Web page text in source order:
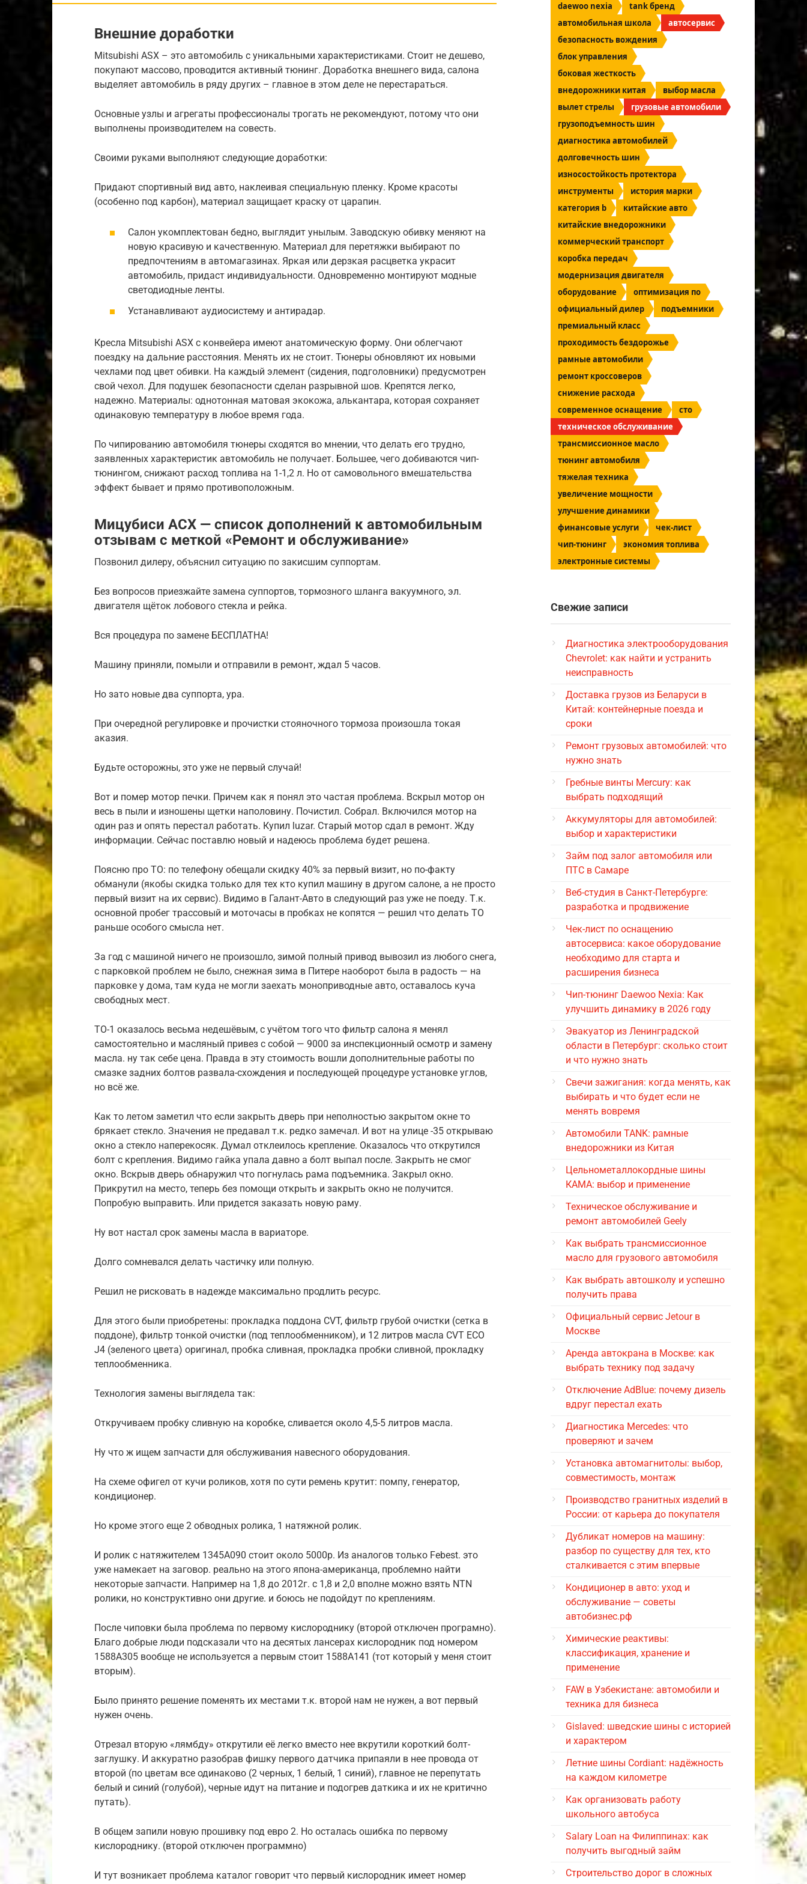
Внешние доработки
Mitsubishi ASX – это автомобиль с уникальными характеристиками. Стоит не дешево,
покупают массово, проводится активный тюнинг. Доработка внешнего вида, салона
выделяет автомобиль в ряду других – главное в этом деле не перестараться.
Основные узлы и агрегаты профессионалы трогать не рекомендуют, потому что они
выполнены производителем на совесть.
Своими руками выполняют следующие доработки:
Придают спортивный вид авто, наклеивая специальную пленку. Кроме красоты
(особенно под карбон), материал защищает краску от царапин.
Салон укомплектован бедно, выглядит унылым. Заводскую обивку меняют на
новую красивую и качественную. Материал для перетяжки выбирают по
предпочтениям в автомагазинах. Яркая или дерзкая расцветка украсит
автомобиль, придаст индивидуальности. Одновременно монтируют модные
светодиодные ленты.
Устанавливают аудиосистему и антирадар.
Кресла Mitsubishi ASX с конвейера имеют анатомическую форму. Они облегчают
поездку на дальние расстояния. Менять их не стоит. Тюнеры обновляют их новыми
чехлами под цвет обивки. На каждый элемент (сидения, подголовники) предусмотрен
свой чехол. Для подушек безопасности сделан разрывной шов. Крепятся легко,
надежно. Материалы: однотонная матовая экокожа, алькантара, которая сохраняет
одинаковую температуру в любое время года.
По чипированию автомобиля тюнеры сходятся во мнении, что делать его трудно,
заявленных характеристик автомобиль не получает. Большее, чего добиваются чип-
тюнингом, снижают расход топлива на 1-1,2 л. Но от самовольного вмешательства
эффект бывает и прямо противоположным.
Мицубиси АСХ — список дополнений к автомобильным
отзывам с меткой «Ремонт и обслуживание»
Позвонил дилеру, объяснил ситуацию по закисшим суппортам.
Без вопросов приезжайте замена суппортов, тормозного шланга вакуумного, эл.
двигателя щёток лобового стекла и рейка.
Вся процедура по замене БЕСПЛАТНА!
Машину приняли, помыли и отправили в ремонт, ждал 5 часов.
Но зато новые два суппорта, ура.
При очередной регулировке и прочистки стояночного тормоза произошла токая
аказия.
Будьте осторожны, это уже не первый случай!
Вот и помер мотор печки. Причем как я понял это частая проблема. Вскрыл мотор он
весь в пыли и изношены щетки наполовину. Почистил. Собрал. Включился мотор на
один раз и опять перестал работать. Купил luzar. Старый мотор сдал в ремонт. Жду
информации. Сейчас поставлю новый и надеюсь проблема будет решена.
Поясню про ТО: по телефону обещали скидку 40% за первый визит, но по-факту
обманули (якобы скидка только для тех кто купил машину в другом салоне, а не просто
первый визит на их сервис). Видимо в Галант-Авто в следующий раз уже не поеду. Т.к.
основной пробег трассовый и моточасы в пробках не копятся — решил что делать ТО
раньше особого смысла нет.
За год с машиной ничего не произошло, зимой полный привод вывозил из любого снега,
с парковкой проблем не было, снежная зима в Питере наоборот была в радость — на
парковке у дома, там куда не могли заехать моноприводные авто, оставалось куча
свободных мест.
ТО-1 оказалось весьма недешёвым, с учётом того что фильтр салона я менял
самостоятельно и масляный привез с собой — 9000 за инспекционный осмотр и замену
масла. ну так себе цена. Правда в эту стоимость вошли дополнительные работы по
смазке задних болтов развала-схождения и последующей процедуре установке углов,
но всё же.
Как то летом заметил что если закрыть дверь при неполностью закрытом окне то
брякает стекло. Значения не предавал т.к. редко замечал. И вот на улице -35 открываю
окно а стекло наперекосяк. Думал отклеилось крепление. Оказалось что открутился
болт с крепления. Видимо гайка упала давно а болт выпал после. Закрыть не смог
окно. Вскрыв дверь обнаружил что погнулась рама подъемника. Закрыл окно.
Прикрутил на место, теперь без помощи открыть и закрыть окно не получится.
Попробую выправить. Или придется заказать новую раму.
Ну вот настал срок замены масла в вариаторе.
Долго сомневался делать частичку или полную.
Решил не рисковать в надежде максимально продлить ресурс.
Для этого были приобретены: прокладка поддона CVT, фильтр грубой очистки (сетка в
поддоне), фильтр тонкой очистки (под теплообменником), и 12 литров масла CVT ECO
J4 (зеленого цвета) оригинал, пробка сливная, прокладка пробки сливной, прокладку
теплообменника.
Технология замены выглядела так:
Откручиваем пробку сливную на коробке, сливается около 4,5-5 литров масла.
Ну что ж ищем запчасти для обслуживания навесного оборудования.
На схеме офигел от кучи роликов, хотя по сути ремень крутит: помпу, генератор,
кондиционер.
Но кроме этого еще 2 обводных ролика, 1 натяжной ролик.
И ролик с натяжителем 1345A090 стоит около 5000р. Из аналогов только Febest. это
уже намекает на заговор. реально на этого япона-американца, проблемно найти
некоторые запчасти. Например на 1,8 до 2012г. с 1,8 и 2,0 вполне можно взять NTN
ролики, но конструктивно они другие. и боюсь не подойдут по креплениям.
После чиповки была проблема по первому кислороднику (второй отключен програмно).
Благо добрые люди подсказали что на десятых лансерах кислородник под номером
1588A305 вообще не используется а первым стоит 1588A141 (тот который у меня стоит
вторым).
Было принято решение поменять их местами т.к. второй нам не нужен, а вот первый
нужен очень.
Отрезал вторую «лямбду» открутили её легко вместо нее вкрутили короткий болт-
заглушку. И аккуратно разобрав фишку первого датчика припаяли в нее провода от
второй (по цветам все одинаково (2 черных, 1 белый, 1 синий), главное не перепутать
белый и синий (голубой), черные идут на питание и подогрев даткика и их не критично
путать).
В общем запили новую прошивку под евро 2. Но осталась ошибка по первому
кислороднику. (второй отключен программно)
И тут возникает проблема каталог говорит что первый кислородник имеет номер
daewoo nexia
tank бренд
автомобильная школа
автосервис
безопасность вождения
блок управления
боковая жесткость
внедорожники китая
выбор масла
вылет стрелы
грузовые автомобили
грузоподъемность шин
диагностика автомобилей
долговечность шин
износостойкость протектора
инструменты
история марки
категория b
китайские авто
китайские внедорожники
коммерческий транспорт
коробка передач
модернизация двигателя
оборудование
оптимизация по
официальный дилер
подъемники
премиальный класс
проходимость бездорожье
рамные автомобили
ремонт кроссоверов
снижение расхода
современное оснащение
сто
техническое обслуживание
трансмиссионное масло
тюнинг автомобиля
тяжелая техника
увеличение мощности
улучшение динамики
финансовые услуги
чек-лист
чип-тюнинг
экономия топлива
электронные системы
Свежие записи
Диагностика электрооборудования
Chevrolet: как найти и устранить
неисправность
Доставка грузов из Беларуси в
Китай: контейнерные поезда и
сроки
Ремонт грузовых автомобилей: что
нужно знать
Гребные винты Mercury: как
выбрать подходящий
Аккумуляторы для автомобилей:
выбор и характеристики
Займ под залог автомобиля или
ПТС в Самаре
Веб-студия в Санкт-Петербурге:
разработка и продвижение
Чек-лист по оснащению
автосервиса: какое оборудование
необходимо для старта и
расширения бизнеса
Чип-тюнинг Daewoo Nexia: Как
улучшить динамику в 2026 году
Эвакуатор из Ленинградской
области в Петербург: сколько стоит
и что нужно знать
Свечи зажигания: когда менять, как
выбирать и что будет если не
менять вовремя
Автомобили TANK: рамные
внедорожники из Китая
Цельнометаллокордные шины
КАМА: выбор и применение
Техническое обслуживание и
ремонт автомобилей Geely
Как выбрать трансмиссионное
масло для грузового автомобиля
Как выбрать автошколу и успешно
получить права
Официальный сервис Jetour в
Москве
Аренда автокрана в Москве: как
выбрать технику под задачу
Отключение AdBlue: почему дизель
вдруг перестал ехать
Диагностика Mercedes: что
проверяют и зачем
Установка автомагнитолы: выбор,
совместимость, монтаж
Производство гранитных изделий в
России: от карьера до покупателя
Дубликат номеров на машину:
разбор по существу для тех, кто
сталкивается с этим впервые
Кондиционер в авто: уход и
обслуживание — советы
автобизнес.рф
Химические реактивы:
классификация, хранение и
применение
FAW в Узбекистане: автомобили и
техника для бизнеса
Gislaved: шведские шины с историей
и характером
Летние шины Cordiant: надёжность
на каждом километре
Как организовать работу
школьного автобуса
Salary Loan на Филиппинах: как
получить выгодный займ
Строительство дорог в сложных